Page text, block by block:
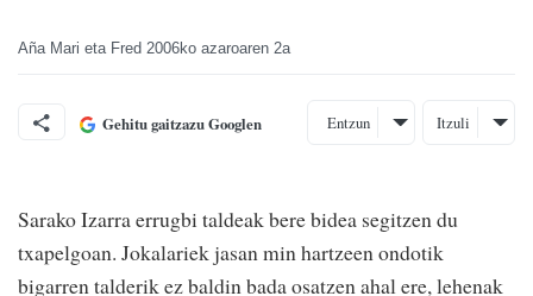
Aña Mari eta Fred 2006ko azaroaren 2a
Gehitu gaitzazu Googlen Entzun Itzuli
Sarako Izarra errugbi taldeak bere bidea segitzen du
txapelgoan. Jokalariek jasan min hartzeen ondotik
bigarren talderik ez baldin bada osatzen ahal ere, lehenak